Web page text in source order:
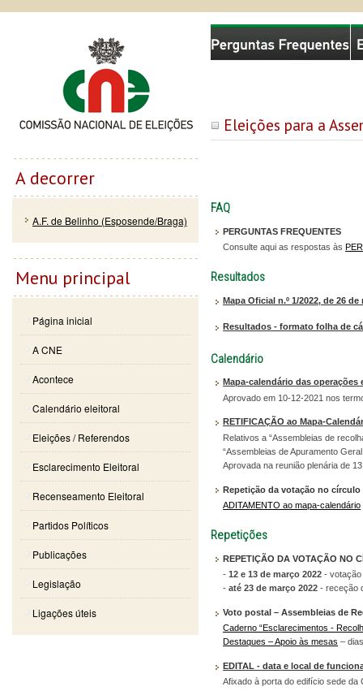
Eleições para a
FAQ
PERGUNTAS FREQUENTES
Consulte aqui as respostas às
Resultados
Mapa Oficial n.º 1/2022, de 26 de
Resultados - formato folha de
Calendário
Mapa-calendário das operações
Aprovado em 10-12-2021 nos
RETIFICAÇÃO ao Mapa-
Relativos a “Assembleias de
“Assembleias de Apuramento
Aprovada na reunião plenária de
Repetição da votação no
ADITAMENTO ao mapa-calendário
Repetições
REPETIÇÃO DA VOTAÇÃO NO
-12 e 13 de março 2022 -
-até 23 de março 2022 - receção
Voto postal – Assembleias de
Caderno “Esclarecimentos -
Destaques – Apoio às mesas –
EDITAL - data e local de
Afixado à porta do edifício sede da
Comissão Nacional de Eleições
A decorrer
A.F. de Belinho (Esposende/Braga)
Menu principal
Página inicial
A CNE
Acontece
Calendário eleitoral
Eleições / Referendos
Esclarecimento Eleitoral
Recenseamento Eleitoral
Partidos Políticos
Publicações
Legislação
Ligações úteis